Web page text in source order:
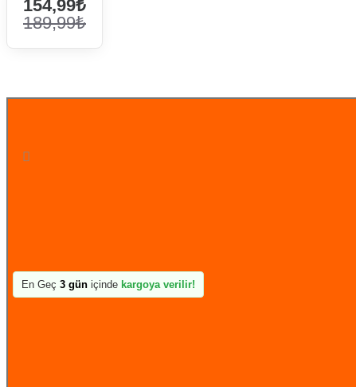
154,99₺
189,99₺
En Geç 3 gün içinde kargoya verilir!